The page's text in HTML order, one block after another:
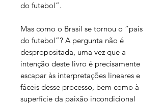
do futebol”.
Mas como o Brasil se tornou o ”país
do futebol”? A pergunta não é
despropositada, uma vez que a
intenção deste livro é precisamente
escapar às interpretações lineares e
fáceis desse processo, bem como à
superfície da paixão incondicional